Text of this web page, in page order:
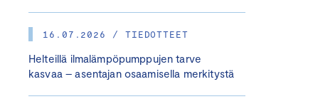
16.07.2026 / TIEDOTTEET
Helteillä ilmalämpöpumppujen tarve
kasvaa – asentajan osaamisella merkitystä